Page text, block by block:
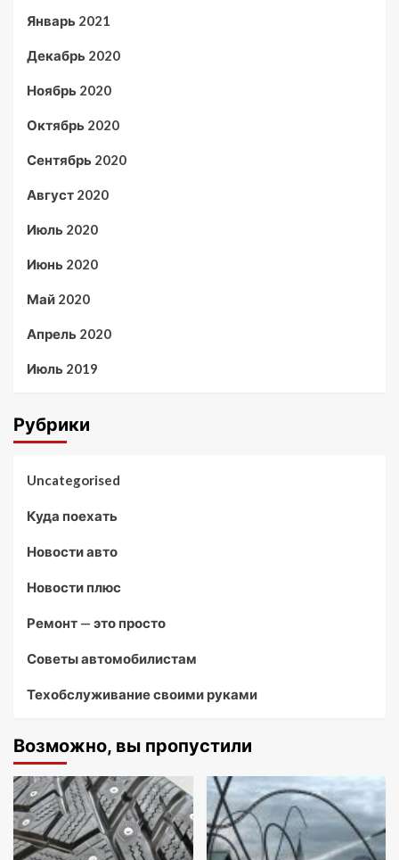
Январь 2021
Декабрь 2020
Ноябрь 2020
Октябрь 2020
Сентябрь 2020
Август 2020
Июль 2020
Июнь 2020
Май 2020
Апрель 2020
Июль 2019
Рубрики
Uncategorised
Куда поехать
Новости авто
Новости плюс
Ремонт — это просто
Советы автомобилистам
Техобслуживание своими руками
Возможно, вы пропустили